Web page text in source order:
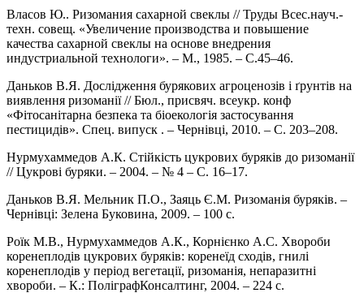
Власов Ю.. Ризомания сахарной свеклы // Труды Всес.науч.-
техн. совещ. «Увеличение производства и повышение
качества сахарной свеклы на основе внедрения
индустриальной технологи». – М., 1985. – С.45–46.
Даньков В.Я. Дослідження бурякових агроценозів і ґрунтів на
виявлення ризоманії // Бюл., присвяч. всеукр. конф
«Фітосанітарна безпека та біоекологія застосування
пестицидів». Спец. випуск . – Чернівці, 2010. – С. 203–208.
Нурмухаммедов А.К. Стійкість цукрових буряків до ризоманії
// Цукрові буряки. – 2004. – № 4 – С. 16–17.
Даньков В.Я. Мельник П.О., Заяць Є.М. Ризоманія буряків. –
Чернівці: Зелена Буковина, 2009. – 100 с.
Роїк М.В., Нурмухаммедов А.К., Корнієнко А.С. Хвороби
коренеплодів цукрових буряків: коренеїд сходів, гнилі
коренеплодів у період вегетації, ризоманія, непаразитні
хвороби. – К.: ПоліграфКонсалтинг, 2004. – 224 с.